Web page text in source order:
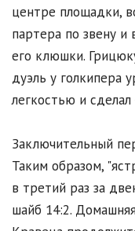
центре площадки,
партера по звену
его клюшки.
дуэль у голкипера
легкостью и сделал
Заключительный
Таким образом,
в третий раз за
шайб 14:2.